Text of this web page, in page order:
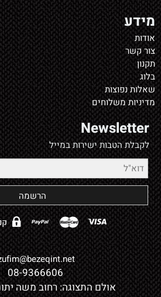
מידע
אודות
צור קשר
תקנון
בלוג
שאלות נפוצות
מדיניות משלוחים
Newsletter
לקבלת הטבות ישירות במייל
008-9366606
אולם התצוגה: רחוב משה יתום 28,